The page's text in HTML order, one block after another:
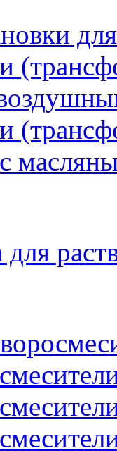
для